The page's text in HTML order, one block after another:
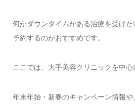
何かダウンタイムがある治療を受け
予約するのがおすすめです。
ここでは、大手美容クリニックを中心
年末年始・新春のキャンペーン情報や